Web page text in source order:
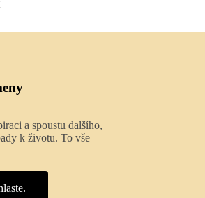
a spoustu dalšího,
k životu. To vše